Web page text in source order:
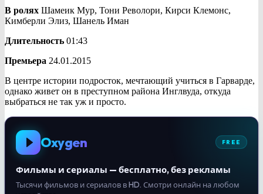
В ролях Шамеик Мур, Тони Револори, Кирси Клемонс,
Кимберли Элиз, Шанель Иман
Длительность 01:43
Премьера 24.01.2015
В центре истории подросток, мечтающий учиться в Гарварде,
однако живет он в преступном района Инглвуда, откуда
выбраться не так уж и просто.
Oxygen FREE
Фильмы и сериалы — бесплатно, без рекламы
Тысячи фильмов и сериалов в HD. Смотри онлайн на любом